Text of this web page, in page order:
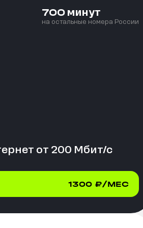
700 минут
на остальные номера России
от 200 Мбит/с
1300 ₽/МЕС